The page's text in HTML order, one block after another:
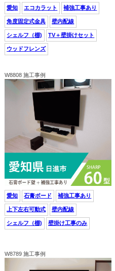
愛知 エコカラット 補強工事あり
角度固定式金具 壁内配線
シェルフ（棚) TV＋壁掛けセット
ウッドフレンズ
W8808 施工事例
愛知 石膏ボード 補強工事あり
上下左右可動式 壁内配線
シェルフ（棚) 壁掛け工事のみ
W8789 施工事例